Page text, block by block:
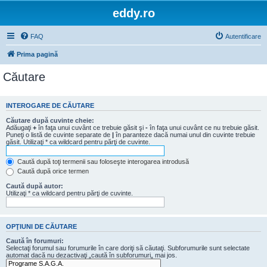
eddy.ro
FAQ Autentificare
Prima pagină
Căutare
INTEROGARE DE CĂUTARE
Căutare după cuvinte cheie:
Adăugaţi + în faţa unui cuvânt ce trebuie găsit şi - în faţa unui cuvânt ce nu trebuie găsit.
Puneţi o listă de cuvinte separate de | în paranteze dacă numai unul din cuvinte trebuie
găsit. Utilizaţi * ca wildcard pentru părţi de cuvinte.
Caută după toţi termenii sau foloseşte interogarea introdusă
Caută după orice termen
Caută după autor:
Utilizaţi * ca wildcard pentru părţi de cuvinte.
OPŢIUNI DE CĂUTARE
Caută în forumuri:
Selectaţi forumul sau forumurile în care doriţi să căutaţi. Subforumurile sunt selectate
automat dacă nu dezactivaţi „caută în subforumuri„ mai jos.